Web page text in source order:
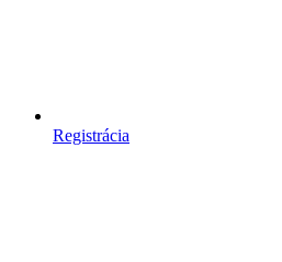
Registrácia